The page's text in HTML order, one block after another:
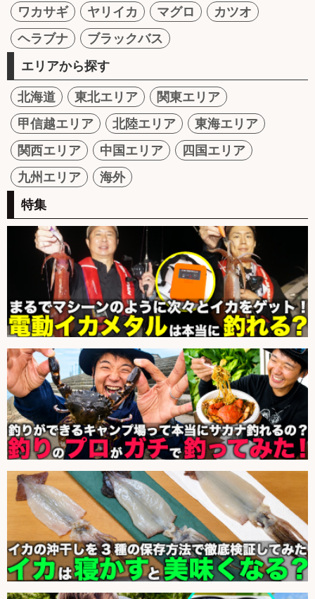
ワカサギ
ヤリイカ マグロ
カツオ
ヘラブナ
ブラックバス
エリアから探す
北海道 東北エリア
関東エリア
甲信越エリア
北陸エリア
東海エリア
関西エリア
中国エリア
四国エリア
九州エリア
海外
特集